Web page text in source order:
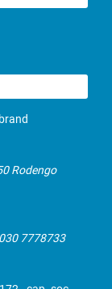
Rodengo
030 7778733